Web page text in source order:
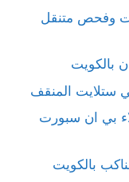
وفحص متنقل
بالكويت
بي ان سبورت
بالكويت